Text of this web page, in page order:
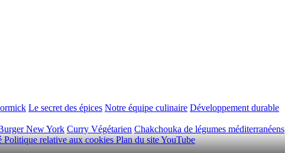
Le secret des épices Notre équipe culinaire Développement durable
New York Curry Végétarien Chakchouka de légumes méditerranéens
Politique relative aux cookiesPlan du siteYouTube